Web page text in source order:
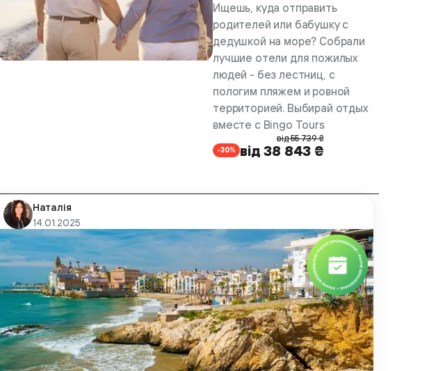
Ищешь, куда отправить
родителей или бабушку с
дедушкой на море? Собрали
лучшие отели для пожилых
людей - без лестниц, с
пологим пляжем и ровной
территорией. Выбирай отдых
вместе с Bingo Tours
від 55 739 ₴
-30% від 38 843 ₴
Наталія
14.01.2025